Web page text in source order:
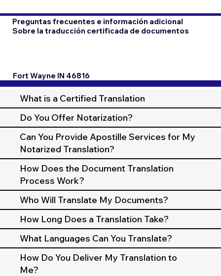
Preguntas frecuentes e información adicional
Sobre la traducción certificada de documentos
Fort Wayne IN 46816
What is a Certified Translation
Do You Offer Notarization?
Can You Provide Apostille Services for My
Notarized Translation?
How Does the Document Translation
Process Work?
Who Will Translate My Documents?
How Long Does a Translation Take?
What Languages Can You Translate?
How Do You Deliver My Translation to
Me?